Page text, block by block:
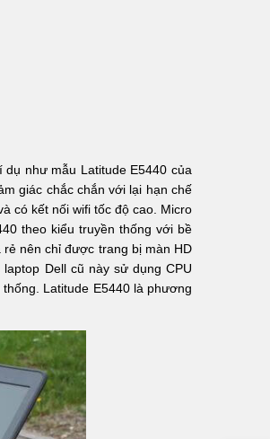
như mẫu Latitude E5440 của
giác chắc chắn với lại hạn chế
có kết nối wifi tốc độ cao. Micro
theo kiểu truyền thống với bề
nên chỉ được trang bị màn HD
Dell cũ này sử dụng CPU
Latitude E5440 là phương